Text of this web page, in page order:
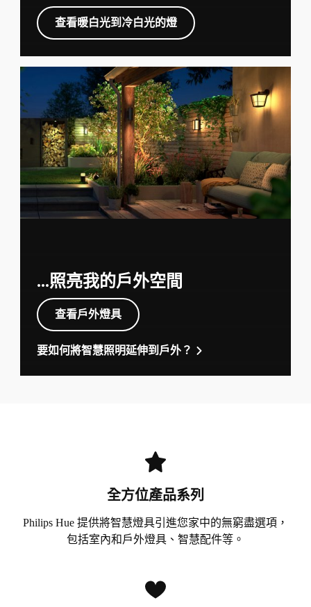
查看暖白光到冷白光的燈
...照亮我的戶外空間
查看戶外燈具
要如何將智慧照明延伸到戶外？
全方位產品系列
Philips Hue 提供將智慧燈具引進您家中的無窮盡選項，
包括室內和戶外燈具、智慧配件等。